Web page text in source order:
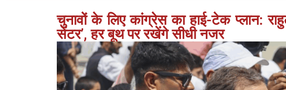
चुनावों के लिए कांग्रेस का हाई-टेक प्लान:
सेंटर’, हर बूथ पर रखेंगे सीधी नजर